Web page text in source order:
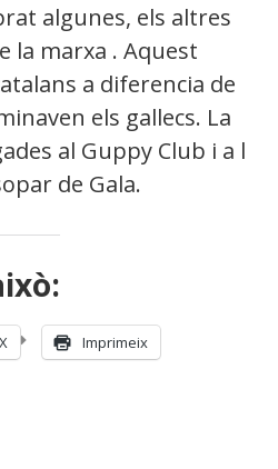
algunes, els altres
la marxa . Aquest
a diferencia de
els gallecs. La
al Guppy Club i a la
de Gala.
X Imprimeix